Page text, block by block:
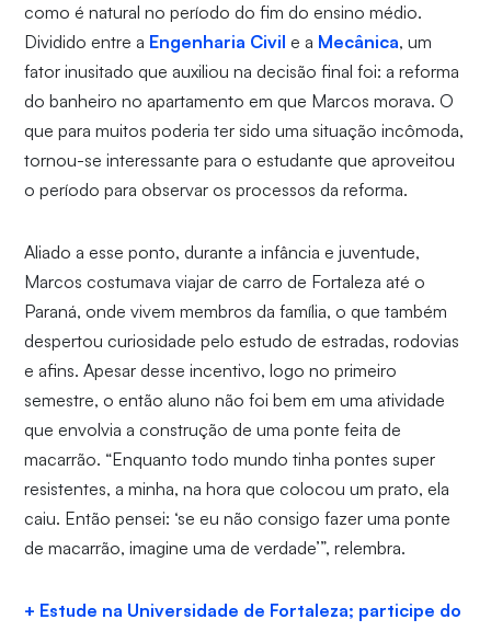
como é natural no período do fim do ensino médio.
Dividido entre a Engenharia Civil e a Mecânica, um
fator inusitado que auxiliou na decisão final foi: a reforma
do banheiro no apartamento em que Marcos morava. O
que para muitos poderia ter sido uma situação incômoda,
tornou-se interessante para o estudante que aproveitou
o período para observar os processos da reforma.
Aliado a esse ponto, durante a infância e juventude,
Marcos costumava viajar de carro de Fortaleza até o
Paraná, onde vivem membros da família, o que também
despertou curiosidade pelo estudo de estradas, rodovias
e afins. Apesar desse incentivo, logo no primeiro
semestre, o então aluno não foi bem em uma atividade
que envolvia a construção de uma ponte feita de
macarrão. “Enquanto todo mundo tinha pontes super
resistentes, a minha, na hora que colocou um prato, ela
caiu. Então pensei: ‘se eu não consigo fazer uma ponte
de macarrão, imagine uma de verdade’”, relembra.
+ Estude na Universidade de Fortaleza; participe do